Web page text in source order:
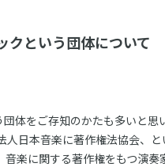
クという団体について
団体をご存知のかたも多いと思
人日本音楽に著作権法協会、
音楽に関する著作権をもつ演